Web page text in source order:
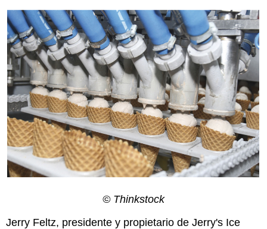
© Thinkstock
Jerry Feltz, presidente y propietario de Jerry's Ice